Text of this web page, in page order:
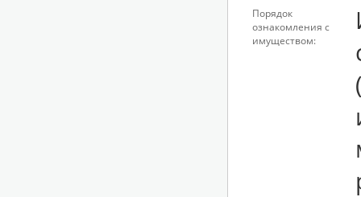
Порядок
ознакомления с
имуществом: